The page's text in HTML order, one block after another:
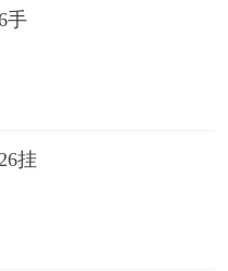
手
挂